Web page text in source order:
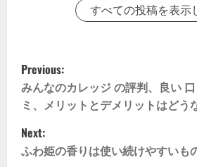
すべての投稿を表示
P
o
s
t
Previous:
みんなのカレッジ の評判、良い
ミ、メリットとデメリットはどう
Next:
ふわ姫の香りは使い続けやすいも